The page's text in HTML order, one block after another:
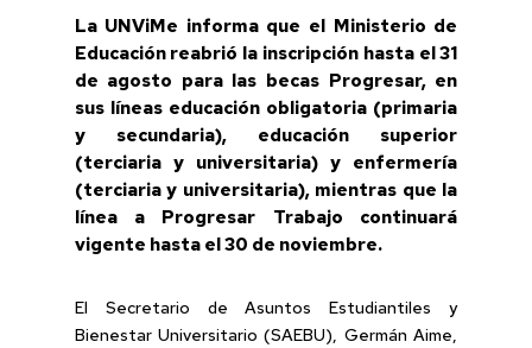
La UNViMe informa que el Ministerio de
Educación reabrió la inscripción hasta el 31
de agosto para las becas Progresar, en
sus líneas educación obligatoria (primaria
y secundaria), educación superior
(terciaria y universitaria) y enfermería
(terciaria y universitaria), mientras que la
línea a Progresar Trabajo continuará
vigente hasta el 30 de noviembre.
El Secretario de Asuntos Estudiantiles y
Bienestar Universitario (SAEBU), Germán Aime,